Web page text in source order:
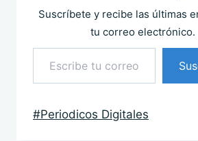
Suscríbete y recibe las últimas
tu correo electrónico.
Escribe tu correo electrónico…
Etiquetas
#Periodicos Digitales